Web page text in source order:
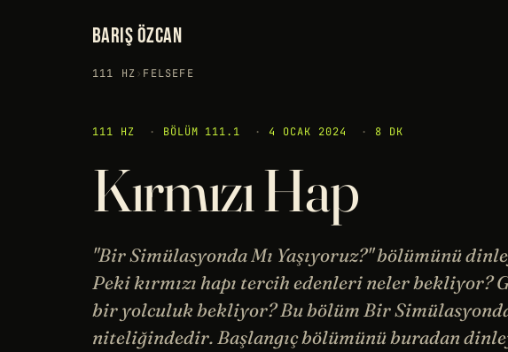
BARIŞ ÖZCAN
111 HZ› FELSEFE
111 HZ · BÖLÜM 111.1 · 4 OCAK 2024 · 8 DK
Kırmızı Hap
"Bir Simülasyonda Mı Yaşıyoruz?" bölümünü
Peki kırmızı hapı tercih edenleri neler
bir yolculuk bekliyor? Bu bölüm Bir
niteliğindedir. Başlangıç bölümünü buradan